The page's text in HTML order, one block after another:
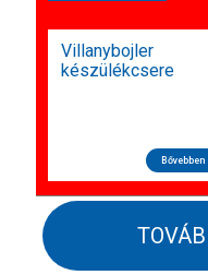
Villanybojler
készülékcsere